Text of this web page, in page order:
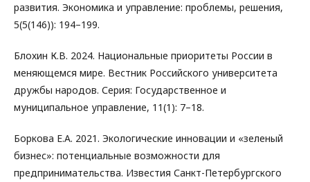
развития. Экономика и управление: проблемы, решения,
5(5(146)): 194–199.
Блохин К.В. 2024. Национальные приоритеты России в
меняющемся мире. Вестник Российского университета
дружбы народов. Серия: Государственное и
муниципальное управление, 11(1): 7–18.
Боркова Е.А. 2021. Экологические инновации и «зеленый
бизнес»: потенциальные возможности для
предпринимательства. Известия Санкт-Петербургского